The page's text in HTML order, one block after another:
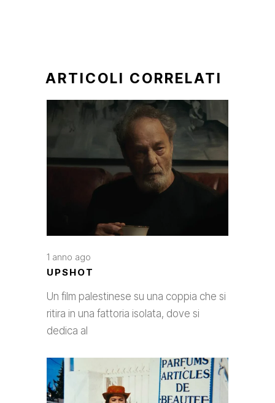
ARTICOLI CORRELATI
1 anno ago
UPSHOT
Un film palestinese su una coppia che si
ritira in una fattoria isolata, dove si
dedica al